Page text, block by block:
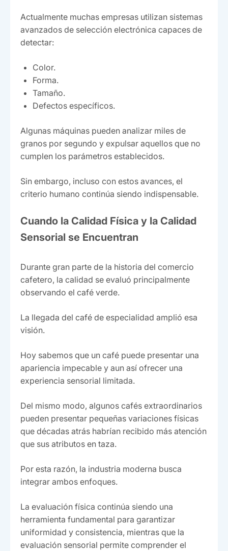
Actualmente muchas empresas utilizan sistemas
avanzados de selección electrónica capaces de
detectar:
Color.
Forma.
Tamaño.
Defectos específicos.
Algunas máquinas pueden analizar miles de
granos por segundo y expulsar aquellos que no
cumplen los parámetros establecidos.
Sin embargo, incluso con estos avances, el
criterio humano continúa siendo indispensable.
Cuando la Calidad Física y la Calidad
Sensorial se Encuentran
Durante gran parte de la historia del comercio
cafetero, la calidad se evaluó principalmente
observando el café verde.
La llegada del café de especialidad amplió esa
visión.
Hoy sabemos que un café puede presentar una
apariencia impecable y aun así ofrecer una
experiencia sensorial limitada.
Del mismo modo, algunos cafés extraordinarios
pueden presentar pequeñas variaciones físicas
que décadas atrás habrían recibido más atención
que sus atributos en taza.
Por esta razón, la industria moderna busca
integrar ambos enfoques.
La evaluación física continúa siendo una
herramienta fundamental para garantizar
uniformidad y consistencia, mientras que la
evaluación sensorial permite comprender el